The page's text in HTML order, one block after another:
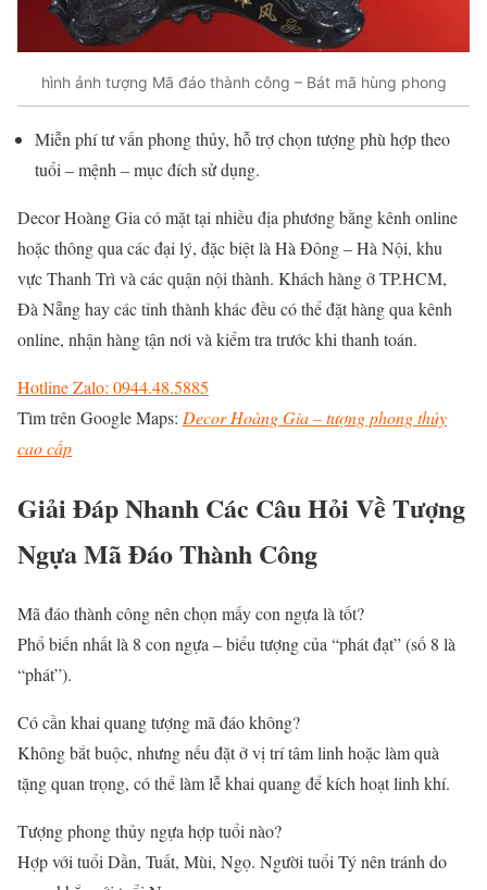
hình ảnh tượng Mã đáo thành công – Bát mã hùng phong
Miễn phí tư vấn phong thủy, hỗ trợ chọn tượng phù hợp theo
tuổi – mệnh – mục đích sử dụng.
Decor Hoàng Gia có mặt tại nhiều địa phương bằng kênh online
hoặc thông qua các đại lý, đặc biệt là Hà Đông – Hà Nội, khu
vực Thanh Trì và các quận nội thành. Khách hàng ở TP.HCM,
Đà Nẵng hay các tỉnh thành khác đều có thể đặt hàng qua kênh
online, nhận hàng tận nơi và kiểm tra trước khi thanh toán.
Hotline Zalo: 0944.48.5885
Tìm trên Google Maps: Decor Hoàng Gia – tượng phong thủy
cao cấp
Giải Đáp Nhanh Các Câu Hỏi Về Tượng
Ngựa Mã Đáo Thành Công
Mã đáo thành công nên chọn mấy con ngựa là tốt?
Phổ biến nhất là 8 con ngựa – biểu tượng của “phát đạt” (số 8 là
“phát”).
Có cần khai quang tượng mã đáo không?
Không bắt buộc, nhưng nếu đặt ở vị trí tâm linh hoặc làm quà
tặng quan trọng, có thể làm lễ khai quang để kích hoạt linh khí.
Tượng phong thủy ngựa hợp tuổi nào?
Hợp với tuổi Dần, Tuất, Mùi, Ngọ. Người tuổi Tý nên tránh do